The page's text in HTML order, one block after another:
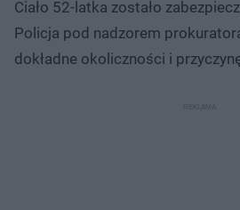
Ciało 52-latka zostało
Policja pod nadzorem
dokładne okoliczności i